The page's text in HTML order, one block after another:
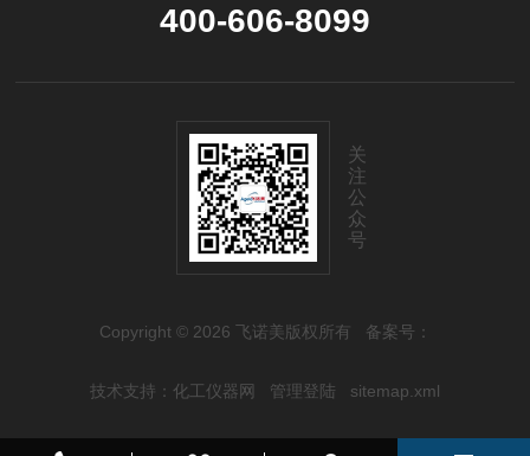
400-606-8099
关
注
公
众
号
Copyright © 2026 飞诺美版权所有 备案号：
技术支持： 化工仪器网 管理登陆 sitemap.xml